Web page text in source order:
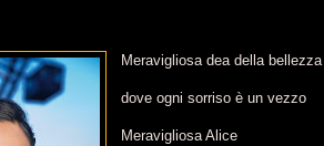
Meravigliosa dea della bellezza
dove ogni sorriso è un vezzo
Meravigliosa Alice